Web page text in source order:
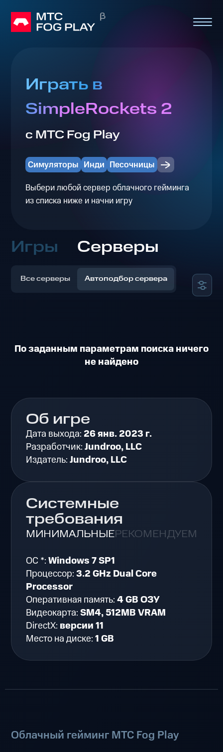
Играть в
SimpleRockets 2
с МТС Fog Play
Симуляторы Инди Песочницы
Выбери любой сервер облачного гейминга
из списка ниже и начни игру
Игры Серверы
Все серверы Автоподбор сервера
По заданным параметрам поиска ничего
не найдено
Об игре
Дата выхода: 26 янв. 2023 г.
Разработчик:Jundroo, LLC
Издатель:Jundroo, LLC
Системные
требования
МИНИМАЛЬНЫЕРЕКОМЕНДУЕМЫЕ
ОС *:Windows 7 SP1
Процессор:3.2 GHz Dual Core
Processor
Оперативная память:4 GB ОЗУ
Видеокарта:SM4, 512MB VRAM
DirectX: версии 11
Место на диске:1 GB
Облачный гейминг МТС Fog Play